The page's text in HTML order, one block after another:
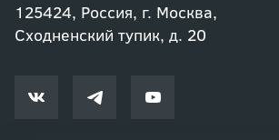
125424, Россия, г. Москва,
Сходненский тупик, д. 20